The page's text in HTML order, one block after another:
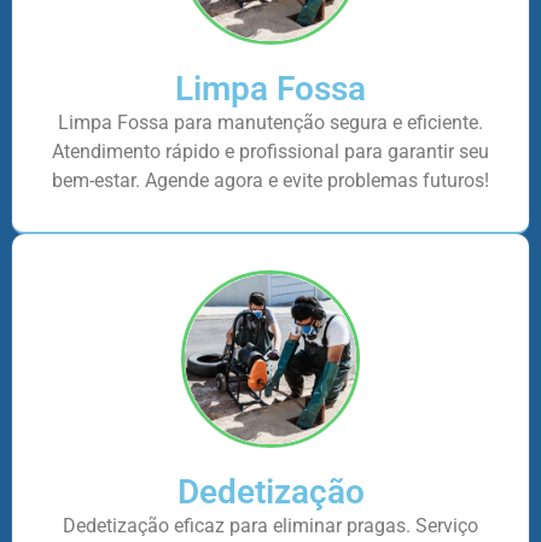
Limpa Fossa
Limpa Fossa para manutenção segura e eficiente.
Atendimento rápido e profissional para garantir seu
bem-estar. Agende agora e evite problemas futuros!
Dedetização
Dedetização eficaz para eliminar pragas. Serviço